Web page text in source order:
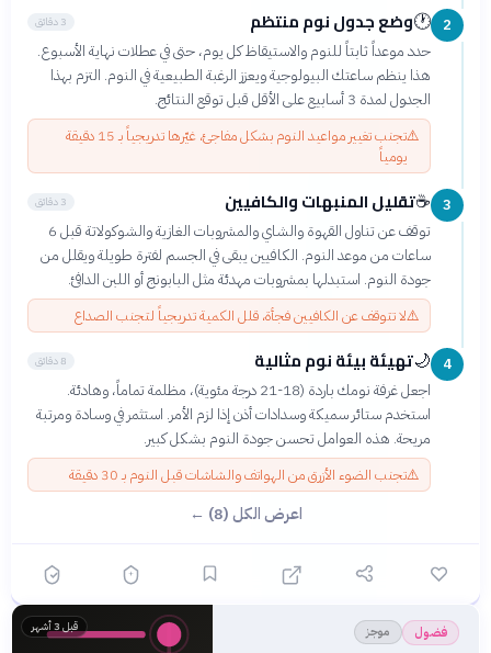
2
🕐وضع جدول نوم منتظم 3 دقائق
حدد موعداً ثابتاً للنوم والاستيقاظ كل يوم، حتى في عطلات نهاية الأسبوع.
هذا ينظم ساعتك البيولوجية ويعزز الرغبة الطبيعية في النوم. التزم بهذا
الجدول لمدة 3 أسابيع على الأقل قبل توقع النتائج.
⚠️
تجنب تغيير مواعيد النوم بشكل مفاجئ، غيّرها تدريجياً بـ 15 دقيقة
يومياً
3
☕تقليل المنبهات والكافيين 3 دقائق
توقف عن تناول القهوة والشاي والمشروبات الغازية والشوكولاتة قبل 6
ساعات من موعد النوم. الكافيين يبقى في الجسم لفترة طويلة ويقلل من
جودة النوم. استبدلها بمشروبات مهدئة مثل البابونج أو اللبن الدافئ.
⚠️لا تتوقف عن الكافيين فجأة، قلل الكمية تدريجياً لتجنب الصداع
4
🌙تهيئة بيئة نوم مثالية 8 دقائق
اجعل غرفة نومك باردة (18-21 درجة مئوية)، مظلمة تماماً، وهادئة.
استخدم ستائر سميكة وسدادات أذن إذا لزم الأمر. استثمر في وسادة ومرتبة
مريحة. هذه العوامل تحسن جودة النوم بشكل كبير.
⚠️تجنب الضوء الأزرق من الهواتف والشاشات قبل النوم بـ 30 دقيقة
اعرض الكل (8) ←
فضول موجز قبل 3 أشهر